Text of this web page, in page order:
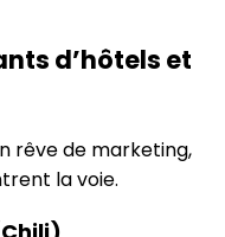
d’hôtels et
rêve de marketing,
la voie.